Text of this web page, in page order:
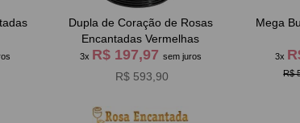
Dupla de Coração de Rosas
Encantadas Vermelhas
3x R$ 197,97 sem juros
R$ 593,90
Mega
3x
R$